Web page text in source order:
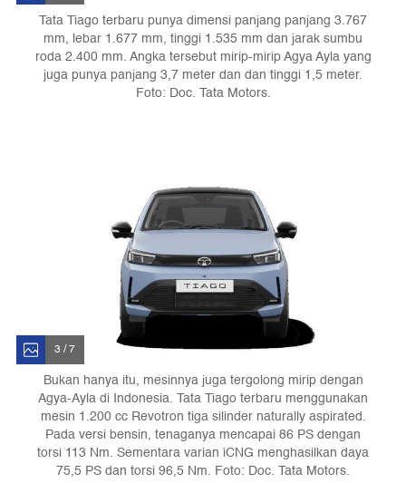
Tata Tiago terbaru punya dimensi panjang panjang 3.767
mm, lebar 1.677 mm, tinggi 1.535 mm dan jarak sumbu
roda 2.400 mm. Angka tersebut mirip-mirip Agya Ayla yang
juga punya panjang 3,7 meter dan dan tinggi 1,5 meter.
Foto: Doc. Tata Motors.
3 / 7
Bukan hanya itu, mesinnya juga tergolong mirip dengan
Agya-Ayla di Indonesia. Tata Tiago terbaru menggunakan
mesin 1.200 cc Revotron tiga silinder naturally aspirated.
Pada versi bensin, tenaganya mencapai 86 PS dengan
torsi 113 Nm. Sementara varian iCNG menghasilkan daya
75,5 PS dan torsi 96,5 Nm. Foto: Doc. Tata Motors.